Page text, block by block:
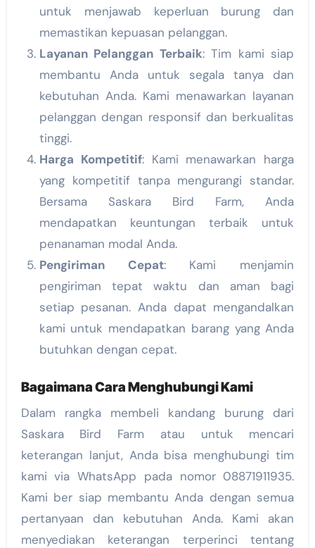
untuk menjawab keperluan burung dan
memastikan kepuasan pelanggan.
Layanan Pelanggan Terbaik: Tim kami siap
membantu Anda untuk segala tanya dan
kebutuhan Anda. Kami menawarkan layanan
pelanggan dengan responsif dan berkualitas
tinggi.
Harga Kompetitif: Kami menawarkan harga
yang kompetitif tanpa mengurangi standar.
Bersama Saskara Bird Farm, Anda
mendapatkan keuntungan terbaik untuk
penanaman modal Anda.
Pengiriman Cepat: Kami menjamin
pengiriman tepat waktu dan aman bagi
setiap pesanan. Anda dapat mengandalkan
kami untuk mendapatkan barang yang Anda
butuhkan dengan cepat.
Bagaimana Cara Menghubungi Kami
Dalam rangka membeli kandang burung dari
Saskara Bird Farm atau untuk mencari
keterangan lanjut, Anda bisa menghubungi tim
kami via WhatsApp pada nomor 08871911935.
Kami ber siap membantu Anda dengan semua
pertanyaan dan kebutuhan Anda. Kami akan
menyediakan keterangan terperinci tentang